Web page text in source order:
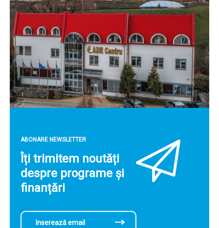
ABONARE NEWSLETTER
Îți trimitem noutăți
despre programe și
finanțări